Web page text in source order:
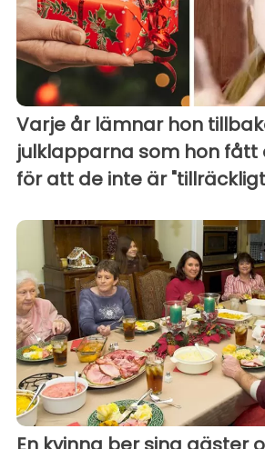
Varje år lämnar hon
julklapparna som hon fått
för att de inte är